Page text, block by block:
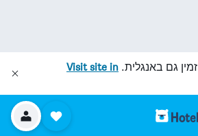
זמין גם באנגלית. Visit site in